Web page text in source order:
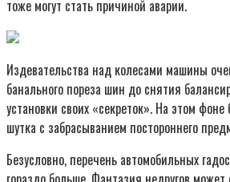
тоже могут стать причиной аварии.
Издевательства над колесами машины
банального пореза шин до снятия
установки своих «секреток». На этом
шутка с забрасыванием постороннего
Безусловно, перечень автомобильных